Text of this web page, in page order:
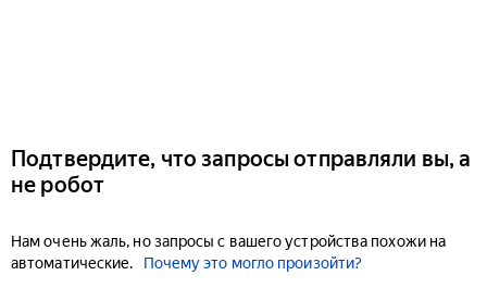
Подтвердите, что запросы отправляли вы, а
не робот
Нам очень жаль, но запросы с вашего устройства похожи на
автоматические.
Почему это могло произойти?